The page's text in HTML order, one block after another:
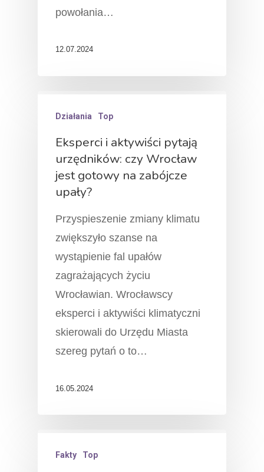
powołania…
12.07.2024
Działania Top
Eksperci i aktywiści pytają
urzędników: czy Wrocław
jest gotowy na zabójcze
upały?
Przyspieszenie zmiany klimatu
zwiększyło szanse na
wystąpienie fal upałów
zagrażających życiu
Wrocławian. Wrocławscy
eksperci i aktywiści klimatyczni
skierowali do Urzędu Miasta
szereg pytań o to…
16.05.2024
Fakty Top